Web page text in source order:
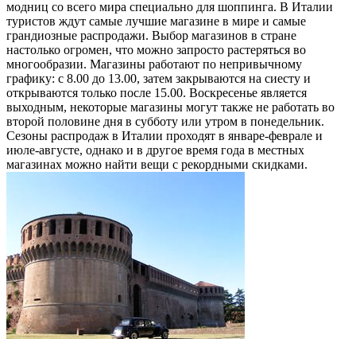
модниц со всего мира специально для шоппинга. В Италии
туристов ждут самые лучшие магазине в мире и самые
грандиозные распродажи. Выбор магазинов в стране
настолько огромен, что можно запросто растеряться во
многообразии. Магазины работают по непривычному
графику: с 8.00 до 13.00, затем закрываются на сиесту и
открываются только после 15.00. Воскресенье является
выходным, некоторые магазины могут также не работать во
второй половине дня в субботу или утром в понедельник.
Сезоны распродаж в Италии проходят в январе-феврале и
июле-августе, однако и в другое время года в местных
магазинах можно найти вещи с рекордными скидками.